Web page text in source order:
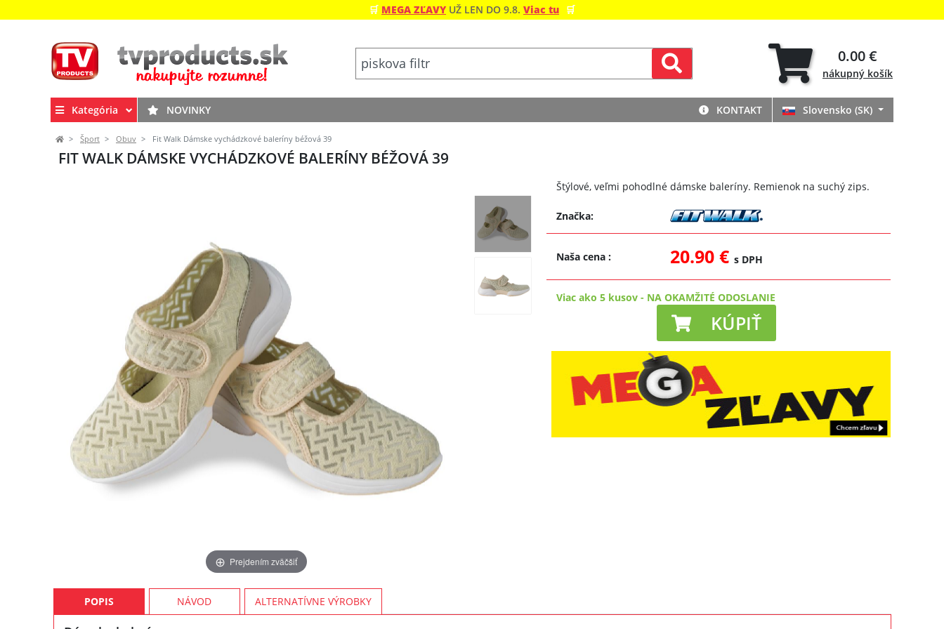
🛒 MEGA ZĽAVY UŽ LEN DO 9.8. Viac tu 🛒
0.00 €
nákupný košík
Kategória NOVINKY KONTAKT Slovensko (SK)
Šport Obuv Fit Walk Dámske vychádzkové baleríny béžová 39
FIT WALK DÁMSKE VYCHÁDZKOVÉ BALERÍNY BÉŽOVÁ 39
Prejdením zväčšiť
Štýlové, veľmi pohodlné dámske baleríny. Remienok na suchý zips.
Značka:
Naša cena: 20.90 €s DPH
Viac ako 5 kusov - NA OKAMŽITÉ ODOSLANIE
KÚPIŤ
POPIS NÁVOD ALTERNATÍVNE VÝROBKY